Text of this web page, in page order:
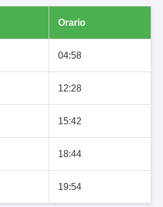
Orario
04:58
12:28
15:42
18:44
19:54